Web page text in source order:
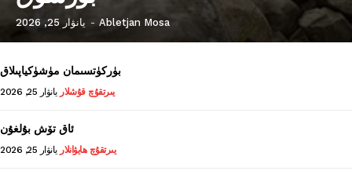
Abletjan Mosa
- يانۋار 25, 2026
بۈركۈتسىمان مۈشۈكياپىلاق
يىرتقۇچ قۇشلار يانۋار 25, 2026
ئاق تۆش بۇلغۇن
يىرتقۇچ ھايۋانلار يانۋار 25, 2026